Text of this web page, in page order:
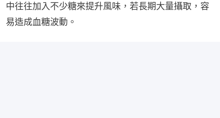
中往往加入不少糖來提升風味，若長期大量攝取，容
易造成血糖波動。